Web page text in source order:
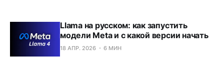
Llama на русском: как запустить
модели Meta и с какой версии начать
18 АПР. 2026 6 МИН